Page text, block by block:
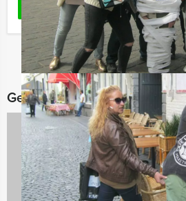
LEES MEER
Gerelateerde categorieën